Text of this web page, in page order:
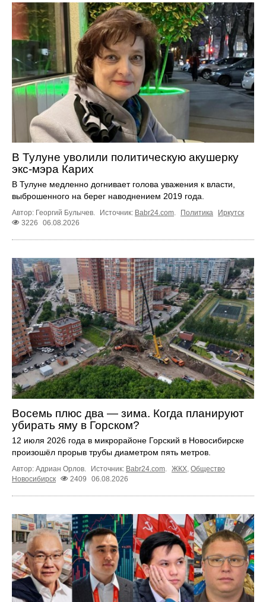
В Тулуне уволили политическую акушерку
экс-мэра Карих
В Тулуне медленно догнивает голова уважения к власти,
выброшенного на берег наводнением 2019 года.
Автор: Георгий Булычев. Источник: Babr24.com. Политика
Иркутск
3226
06.08.2026
Восемь плюс два — зима. Когда планируют
убирать яму в Горском?
12 июля 2026 года в микрорайоне Горский в Новосибирске
произошёл прорыв трубы диаметром пять метров.
Автор: Адриан Орлов. Источник: Babr24.com. ЖКХ, Общество
Новосибирск
2409 06.08.2026